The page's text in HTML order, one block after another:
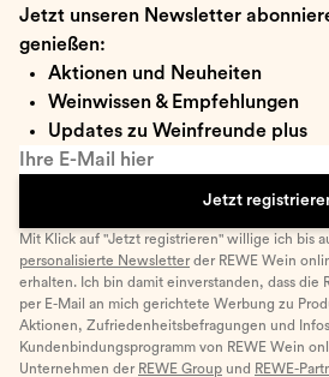
Jetzt unseren Newsletter
genießen:
Aktionen und Neuheiten
Weinwissen & Empfehlungen
Updates zu Weinfreunde plus
Ihre E-Mail hier
Jetzt
Mit Klick auf "Jetzt registrieren" willige ich bis
personalisierte Newsletter der REWE Wein
erhalten. Ich bin damit einverstanden, dass die
per E-Mail an mich gerichtete Werbung zu
Aktionen, Zufriedenheitsbefragungen und
Kundenbindungsprogramm von REWE Wein
Unternehmen der REWE Group und REWE-